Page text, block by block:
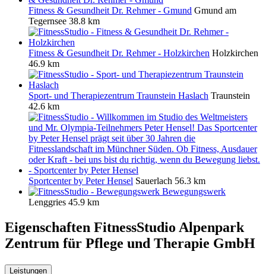
Fitness & Gesundheit Dr. Rehmer - Gmund Gmund am
Tegernsee 38.8 km
Fitness & Gesundheit Dr. Rehmer - Holzkirchen Holzkirchen
46.9 km
Sport- und Therapiezentrum Traunstein Haslach Traunstein
42.6 km
Sportcenter by Peter Hensel Sauerlach 56.3 km
Bewegungswerk
Lenggries 45.9 km
Eigenschaften FitnessStudio Alpenpark
Zentrum für Pflege und Therapie GmbH
Leistungen